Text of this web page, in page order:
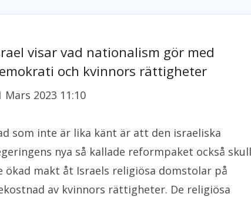
visar vad nationalism gör med
och kvinnors rättigheter
Mars 2023 11:10
som inte är lika känt är att den israeliska
nya så kallade reformpaket också
ökad makt åt Israels religiösa domstolar på
av kvinnors rättigheter. De religiösa